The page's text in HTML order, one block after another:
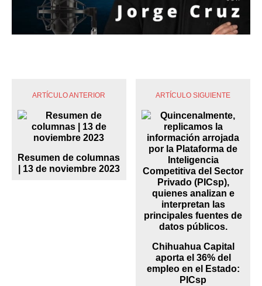
ARTÍCULO ANTERIOR
Resumen de columnas
| 13 de noviembre 2023
ARTÍCULO SIGUIENTE
Chihuahua Capital
aporta el 36% del
empleo en el Estado:
PICsp